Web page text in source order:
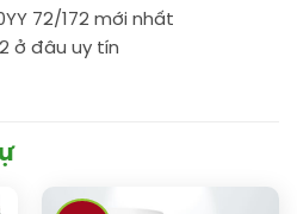
72/172 mới nhất
ở đâu uy tín